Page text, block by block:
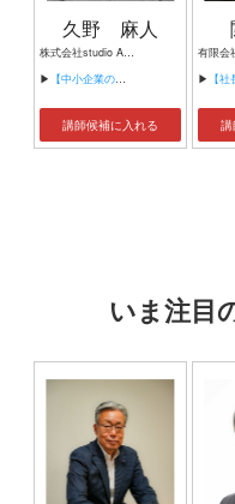
久野 麻人
株式会社studio ASAVI 代表取締役 マーケティングコンサルタント データアナリスト
▶ 【中小企業の業績向上につながる生成AI活用】
講師候補に入れる
▶ 【社長の“
講
いま注目